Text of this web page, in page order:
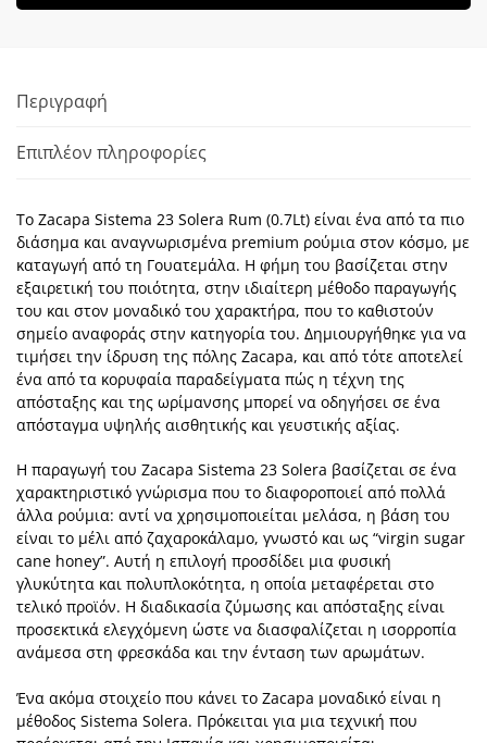
Περιγραφή
Επιπλέον πληροφορίες
Το Zacapa Sistema 23 Solera Rum (0.7Lt) είναι ένα από τα πιο
διάσημα και αναγνωρισμένα premium ρούμια στον κόσμο, με
καταγωγή από τη Γουατεμάλα. Η φήμη του βασίζεται στην
εξαιρετική του ποιότητα, στην ιδιαίτερη μέθοδο παραγωγής
του και στον μοναδικό του χαρακτήρα, που το καθιστούν
σημείο αναφοράς στην κατηγορία του. Δημιουργήθηκε για να
τιμήσει την ίδρυση της πόλης Zacapa, και από τότε αποτελεί
ένα από τα κορυφαία παραδείγματα πώς η τέχνη της
απόσταξης και της ωρίμανσης μπορεί να οδηγήσει σε ένα
απόσταγμα υψηλής αισθητικής και γευστικής αξίας.
Η παραγωγή του Zacapa Sistema 23 Solera βασίζεται σε ένα
χαρακτηριστικό γνώρισμα που το διαφοροποιεί από πολλά
άλλα ρούμια: αντί να χρησιμοποιείται μελάσα, η βάση του
είναι το μέλι από ζαχαροκάλαμο, γνωστό και ως “virgin sugar
cane honey”. Αυτή η επιλογή προσδίδει μια φυσική
γλυκύτητα και πολυπλοκότητα, η οποία μεταφέρεται στο
τελικό προϊόν. Η διαδικασία ζύμωσης και απόσταξης είναι
προσεκτικά ελεγχόμενη ώστε να διασφαλίζεται η ισορροπία
ανάμεσα στη φρεσκάδα και την ένταση των αρωμάτων.
Ένα ακόμα στοιχείο που κάνει το Zacapa μοναδικό είναι η
μέθοδος Sistema Solera. Πρόκειται για μια τεχνική που